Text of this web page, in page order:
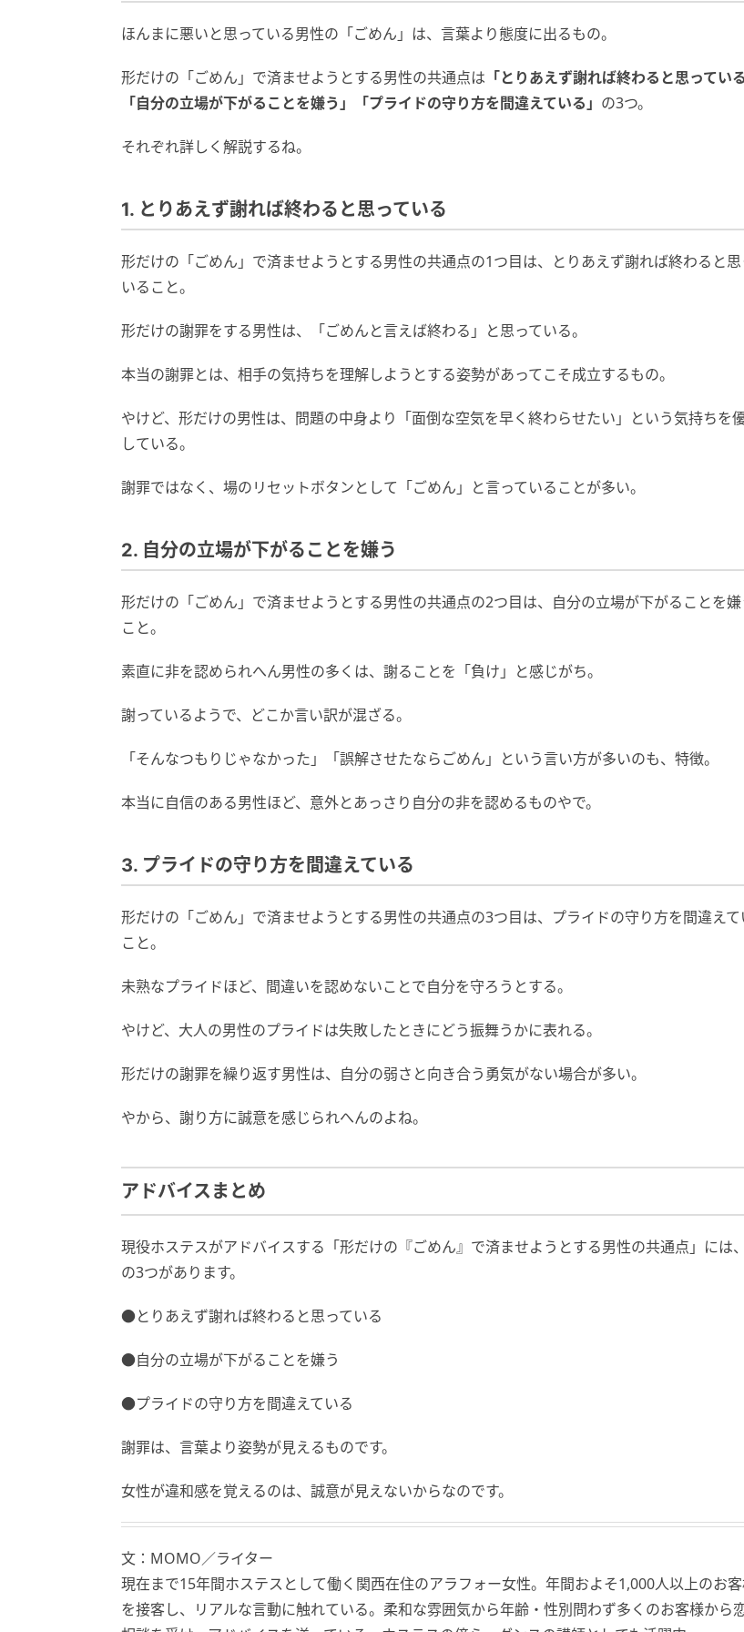
ほんまに悪いと思っている男性の「ごめん」は、言葉より態度に出るもの。
形だけの「ごめん」で済ませようとする男性の共通点は 「とりあえず謝れば終わると思っている
「自分の立場が下がることを嫌う」「プライドの守り方を間違えている」 の3つ。
それぞれ詳しく解説するね。
1. とりあえず謝れば終わると思っている
形だけの「ごめん」で済ませようとする男性の共通点の1つ目は、とりあえず謝れば終わると思
いること。
形だけの謝罪をする男性は、「ごめんと言えば終わる」と思っている。
本当の謝罪とは、相手の気持ちを理解しようとする姿勢があってこそ成立するもの。
やけど、形だけの男性は、問題の中身より「面倒な空気を早く終わらせたい」という気持ちを
している。
謝罪ではなく、場のリセットボタンとして「ごめん」と言っていることが多い。
2. 自分の立場が下がることを嫌う
形だけの「ごめん」で済ませようとする男性の共通点の2つ目は、自分の立場が下がることを嫌
こと。
素直に非を認められへん男性の多くは、謝ることを「負け」と感じがち。
謝っているようで、どこか言い訳が混ざる。
「そんなつもりじゃなかった」「誤解させたならごめん」という言い方が多いのも、特徴。
本当に自信のある男性ほど、意外とあっさり自分の非を認めるものやで。
3. プライドの守り方を間違えている
形だけの「ごめん」で済ませようとする男性の共通点の3つ目は、プライドの守り方を間違えて
こと。
未熟なプライドほど、間違いを認めないことで自分を守ろうとする。
やけど、大人の男性のプライドは失敗したときにどう振舞うかに表れる。
形だけの謝罪を繰り返す男性は、自分の弱さと向き合う勇気がない場合が多い。
やから、謝り方に誠意を感じられへんのよね。
アドバイスまとめ
現役ホステスがアドバイスする「形だけの『ごめん』で済ませようとする男性の共通点」には
の3つがあります。
●とりあえず謝れば終わると思っている
●自分の立場が下がることを嫌う
●プライドの守り方を間違えている
謝罪は、言葉より姿勢が見えるものです。
女性が違和感を覚えるのは、誠意が見えないからなのです。
文：MOMO／ライター
現在まで15年間ホステスとして働く関西在住のアラフォー女性。年間およそ1,000人以上のお
を接客し、リアルな言動に触れている。柔和な雰囲気から年齢・性別問わず多くのお客様から